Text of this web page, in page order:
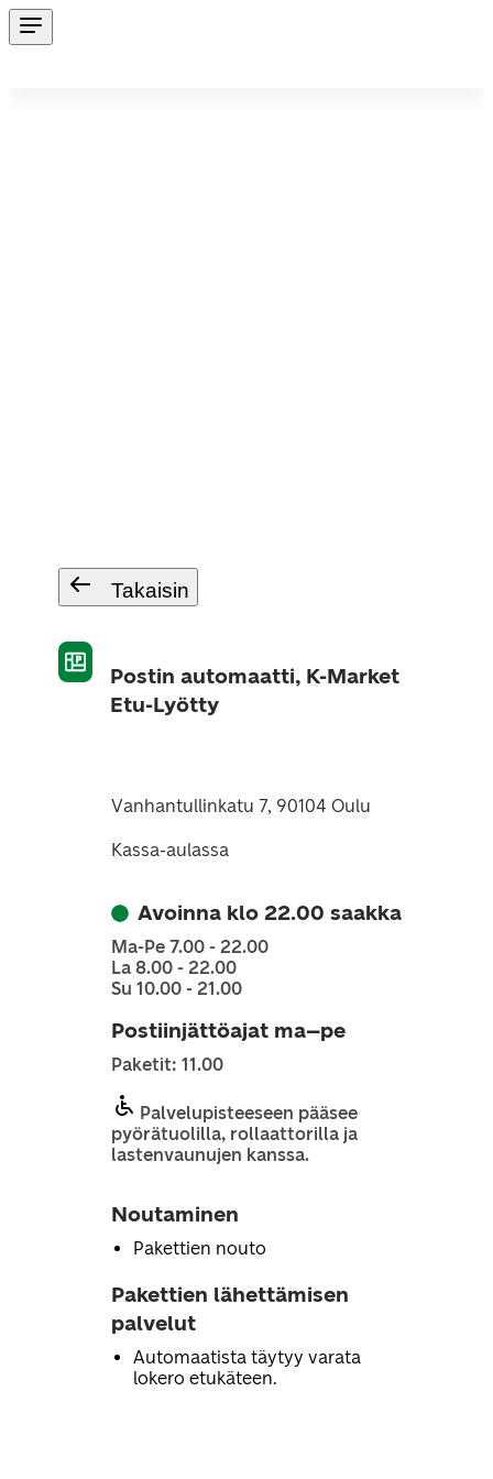
Takaisin
Postin automaatti, K-Market
Etu-Lyötty
Vanhantullinkatu 7, 90104 Oulu
Kassa-aulassa
Avoinna klo 22.00 saakka
Ma-Pe 7.00 - 22.00
La 8.00 - 22.00
Su 10.00 - 21.00
Postiinjättöajat ma–pe
Paketit: 11.00
Palvelupisteeseen pääsee
pyörätuolilla, rollaattorilla ja
lastenvaunujen kanssa.
Noutaminen
Pakettien nouto
Pakettien lähettämisen
palvelut
Automaatista täytyy varata
lokero etukäteen.